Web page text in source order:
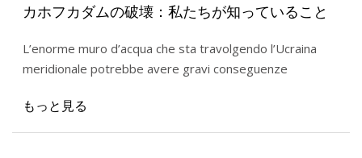
カホフカダムの破壊：私たちが知っていること
L’enorme muro d’acqua che sta travolgendo l’Ucraina
meridionale potrebbe avere gravi conseguenze
もっと見る